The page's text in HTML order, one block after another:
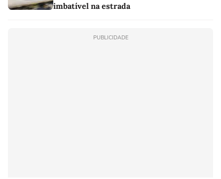
imbatível na estrada
PUBLICIDADE